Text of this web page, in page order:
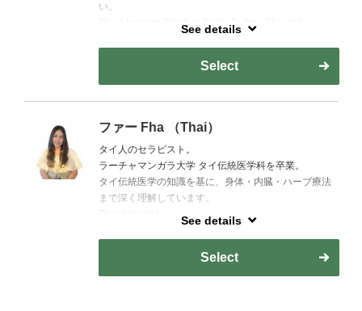
い。
Thai Massage Teacher. Rusie Dutton (Thai style
See details
Select
ファー Fha （Thai）
タイ人のセラピスト。
ラーチャマンガラ大学 タイ伝統医学科を卒業。
タイ伝統医学の知識を基に、身体・内臓・ハーブ療法
まで深く理解しています。
Based on her knowledge of traditional Thai medicine,
she has a deep understanding of the body, internal
See details
Select